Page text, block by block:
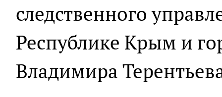
следственного
Республике Крым и
Владимира